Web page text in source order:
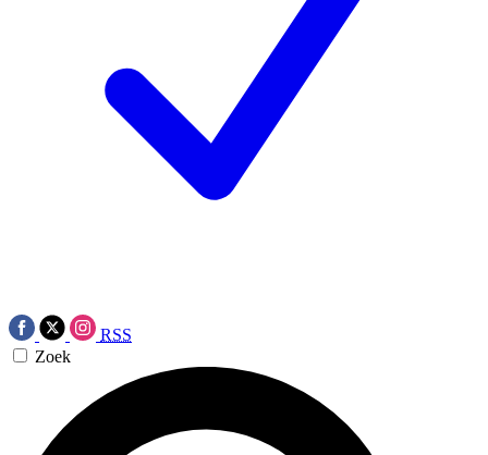
RSS
Zoek